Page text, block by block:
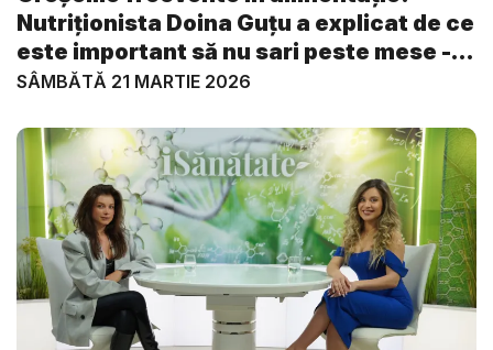
Nutriționista Doina Guțu a explicat de ce
este important să nu sari peste mese -
V...
SÂMBĂTĂ 21 MARTIE 2026